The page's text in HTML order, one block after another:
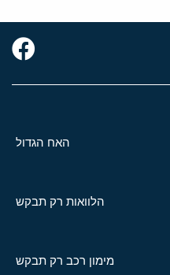
האח הגדול
הלוואות רק תבקש
מימון רכב רק תבקש